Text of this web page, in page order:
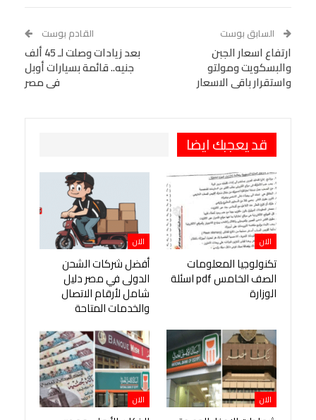
Tumblr
البريد الإلكتروني
StumbleUpon
VK
Digg
LINE
BlackBerry
Viber
السابق بوست
ارتفاع اسعار الجبن
والبسكويت ومولتو
واستقرار باقى الاسعار
القادم بوست
بعد زيادات وصلت لـ 45 ألف
جنيه.. قائمة بسيارات أوبل
فى مصر
قد يعجبك ايضا
الان
تكنولوجيا المعلومات
الصف الخامس pdf اسئلة
الوزارة
الان
أفضل شركات الشحن
الدولى في مصر دليل
شامل لأرقام الاتصال
والخدمات المتاحة
الان الان